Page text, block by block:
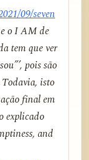
09/seven
o I AM de
tem que ver
pois são
isto
final em
explicado
and